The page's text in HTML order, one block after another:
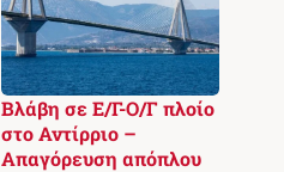
Βλάβη σε Ε/Γ-Ο/Γ πλοίο
στο Αντίρριο –
Απαγόρευση απόπλου